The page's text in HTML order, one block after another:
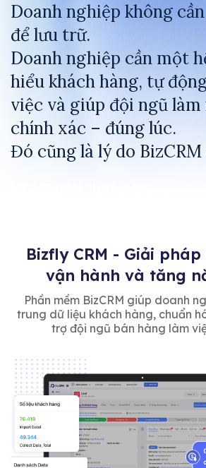
Doanh nghiệp không
để lưu trữ.
Doanh nghiệp cần một
hiểu khách hàng, tự
việc và giúp đội ngũ làm
chính xác – đúng lúc.
Đó cũng là lý do
Bizfly CRM - Giải pháp
vận hành và tăng
Phần mềm BizCRM giúp doanh
trung dữ liệu khách hàng, chuẩn
trợ đội ngũ bán hàng làm